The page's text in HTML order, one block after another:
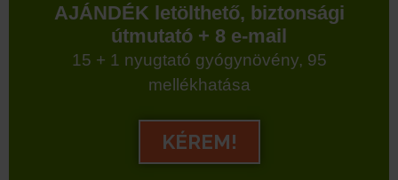
AJÁNDÉK letölthető, biztonsági
útmutató + 8 e-mail
15 + 1 nyugtató gyógynövény, 95
mellékhatása
KÉREM!